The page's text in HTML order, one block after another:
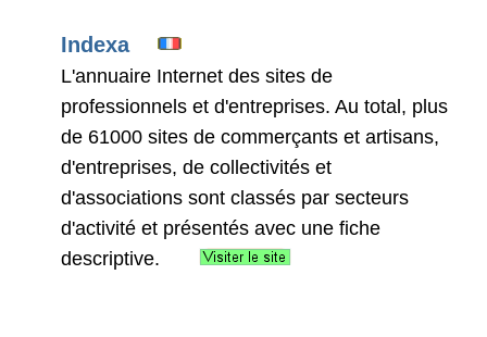
Indexa
L'annuaire Internet des sites de
professionnels et d'entreprises. Au total, plus
de 61000 sites de commerçants et artisans,
d'entreprises, de collectivités et
d'associations sont classés par secteurs
d'activité et présentés avec une fiche
descriptive.